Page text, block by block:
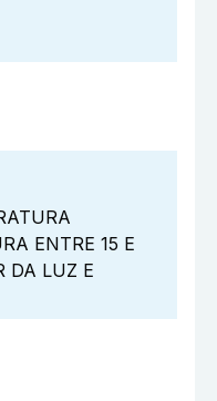
ENTRE 15 E
DA LUZ E